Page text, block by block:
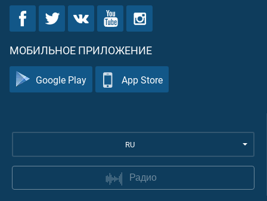
МОБИЛЬНОЕ ПРИЛОЖЕНИЕ
Google Play App Store
RU
Радио